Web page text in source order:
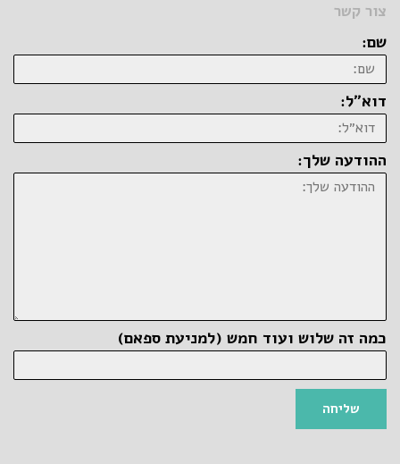
צור קשר
שם:
דוא״ל:
ההודעה שלך:
כמה זה שלוש ועוד חמש (למניעת ספאם)
שליחה